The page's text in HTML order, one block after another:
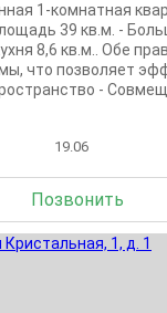
1-комнатная
39 кв.м. -
8,6 кв.м.. Обе
что позволяет
-
19.06
Позвонить